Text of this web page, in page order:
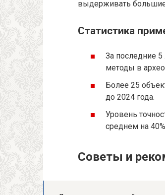
выдерживать
Статистика
За последние
методы в
Более 25
до 2024 года.
Уровень
среднем на
Советы и